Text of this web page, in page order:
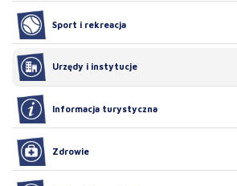
Sport i rekreacja
Urzędy i instytucje
Informacja turystyczna
Zdrowie